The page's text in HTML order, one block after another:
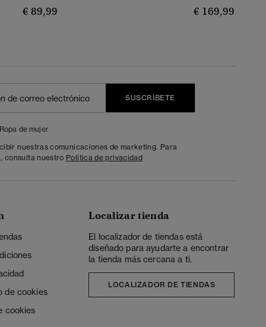
€ 89,99 € 169,99
SUSCRÍBETE
de mujer
nuestras comunicaciones de marketing. Para
consulta nuestro Política de privacidad
de cookies
cookies
Localizar tienda
El localizador de tiendas está
diseñado para ayudarte a encontrar
la tienda más cercana a ti.
LOCALIZADOR DE TIENDAS